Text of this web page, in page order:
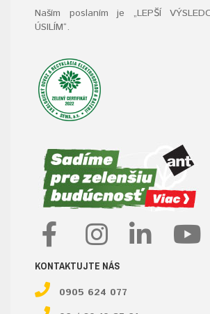
Naším poslaním je „LEPŠÍ
ÚSILÍM“.
KONTAKTUJTE NÁS
0905 624 077